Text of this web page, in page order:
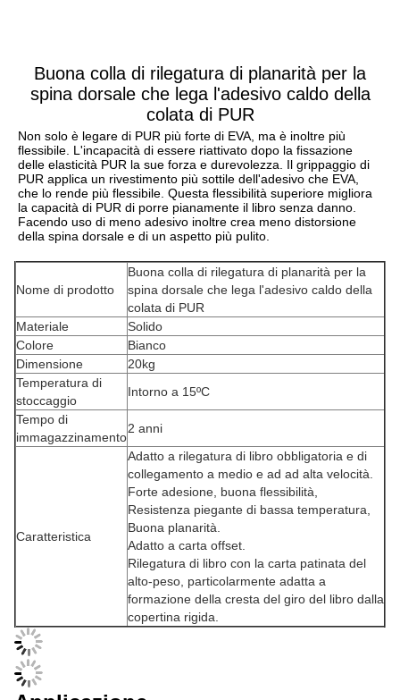
Buona colla di rilegatura di planarità per la
spina dorsale che lega l'adesivo caldo della
colata di PUR
Non solo è legare di PUR più forte di EVA, ma è inoltre più
flessibile. L'incapacità di essere riattivato dopo la fissazione
delle elasticità PUR la sue forza e durevolezza. Il grippaggio di
PUR applica un rivestimento più sottile dell'adesivo che EVA,
che lo rende più flessibile. Questa flessibilità superiore migliora
la capacità di PUR di porre pianamente il libro senza danno.
Facendo uso di meno adesivo inoltre crea meno distorsione
della spina dorsale e di un aspetto più pulito.
Nome di prodotto
Buona colla di rilegatura di planarità per la
spina dorsale che lega l'adesivo caldo della
colata di PUR
Materiale
Solido
Colore
Bianco
Dimensione
20kg
Temperatura di
stoccaggio
Intorno a 15ºC
Tempo di
immagazzinamento
2 anni
Caratteristica
Adatto a rilegatura di libro obbligatoria e di
collegamento a medio e ad ad alta velocità.
Forte adesione, buona flessibilità,
Resistenza piegante di bassa temperatura,
Buona planarità.
Adatto a carta offset.
Rilegatura di libro con la carta patinata del
alto-peso, particolarmente adatta a
formazione della cresta del giro del libro dalla
copertina rigida.